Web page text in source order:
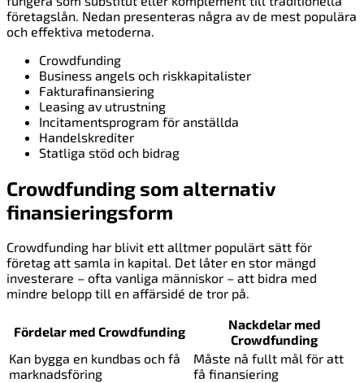
företagslån. Nedan presenteras några av de mest populära
och effektiva metoderna.
Crowdfunding
Business angels och riskkapitalister
Fakturafinansiering
Leasing av utrustning
Incitamentsprogram för anställda
Handelskrediter
Statliga stöd och bidrag
Crowdfunding som alternativ
finansieringsform
Crowdfunding har blivit ett alltmer populärt sätt för
företag att samla in kapital. Det låter en stor mängd
investerare – ofta vanliga människor – att bidra med
mindre belopp till en affärsidé de tror på.
Fördelar med Crowdfunding
Nackdelar med
Crowdfunding
Kan bygga en kundbas och få
marknadsföring
Måste nå fullt mål för att
få finansiering